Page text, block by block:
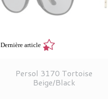
Dernière article
Persol 3170 Tortoise
Beige/Black